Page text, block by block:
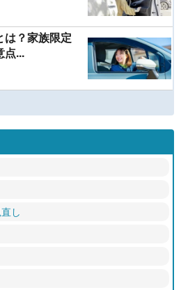
は？家族限定
点...
し